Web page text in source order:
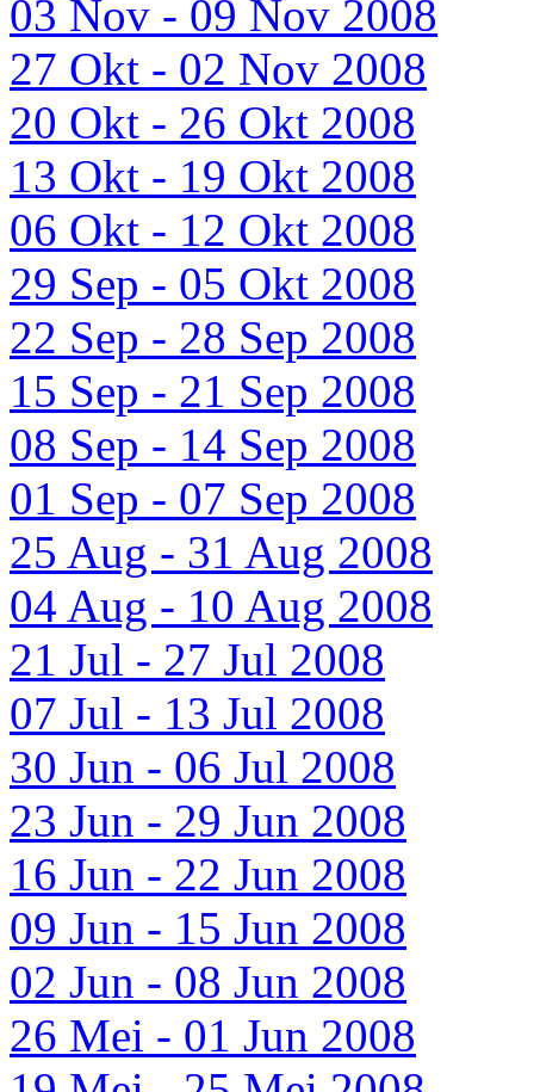
03 Nov - 09 Nov 2008
27 Okt - 02 Nov 2008
20 Okt - 26 Okt 2008
13 Okt - 19 Okt 2008
06 Okt - 12 Okt 2008
29 Sep - 05 Okt 2008
22 Sep - 28 Sep 2008
15 Sep - 21 Sep 2008
08 Sep - 14 Sep 2008
01 Sep - 07 Sep 2008
25 Aug - 31 Aug 2008
04 Aug - 10 Aug 2008
21 Jul - 27 Jul 2008
07 Jul - 13 Jul 2008
30 Jun - 06 Jul 2008
23 Jun - 29 Jun 2008
16 Jun - 22 Jun 2008
09 Jun - 15 Jun 2008
02 Jun - 08 Jun 2008
26 Mei - 01 Jun 2008